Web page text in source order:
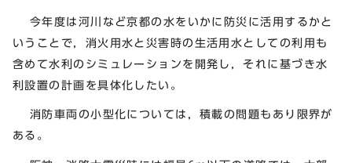
今年度は河川など京都の水をいかに防災に活用するかと
いうことで，消火用水と災害時の生活用水としての利用も
含めて水利のシミュレーションを開発し，それに基づき水
利設置の計画を具体化したい。
消防車両の小型化については，積載の問題もあり限界が
ある。